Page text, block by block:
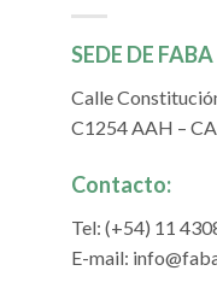
SEDE DE FABA
Calle
C1254 AAH –
Contacto:
Tel: (+54) 11
E-mail: